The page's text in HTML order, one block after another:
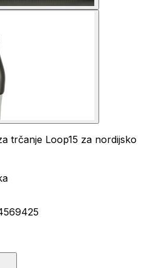
trčanje Loop15 za nordijsko